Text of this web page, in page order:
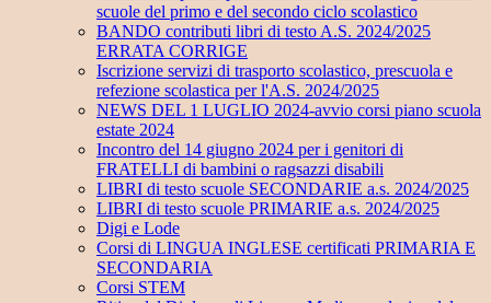
scuole del primo e del secondo ciclo scolastico
BANDO contributi libri di testo A.S. 2024/2025
ERRATA CORRIGE
Iscrizione servizi di trasporto scolastico, prescuola e
refezione scolastica per l'A.S. 2024/2025
NEWS DEL 1 LUGLIO 2024-avvio corsi piano scuola
estate 2024
Incontro del 14 giugno 2024 per i genitori di
FRATELLI di bambini o ragsazzi disabili
LIBRI di testo scuole SECONDARIE a.s. 2024/2025
LIBRI di testo scuole PRIMARIE a.s. 2024/2025
Digi e Lode
Corsi di LINGUA INGLESE certificati PRIMARIA E
SECONDARIA
Corsi STEM